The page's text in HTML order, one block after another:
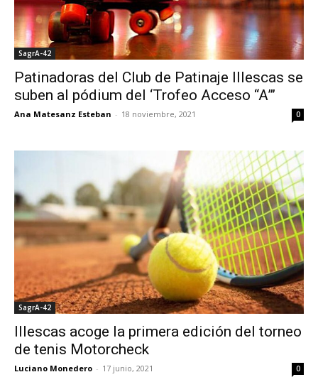
SagrA-42
Patinadoras del Club de Patinaje Illescas se
suben al pódium del ‘Trofeo Acceso “A”’
Ana Matesanz Esteban - 18 noviembre, 2021 0
SagrA-42
Illescas acoge la primera edición del torneo
de tenis Motorcheck
Luciano Monedero - 17 junio, 2021 0